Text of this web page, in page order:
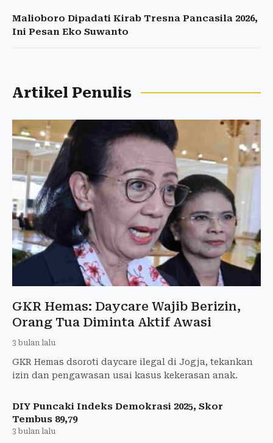
Malioboro Dipadati Kirab Tresna Pancasila 2026,
Ini Pesan Eko Suwanto
Artikel Penulis
GKR Hemas: Daycare Wajib Berizin,
Orang Tua Diminta Aktif Awasi
3 bulan lalu
GKR Hemas dsoroti daycare ilegal di Jogja, tekankan
izin dan pengawasan usai kasus kekerasan anak.
DIY Puncaki Indeks Demokrasi 2025, Skor
Tembus 89,79
3 bulan lalu